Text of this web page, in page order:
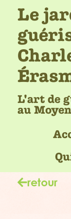
Le
L'art de
au
retour